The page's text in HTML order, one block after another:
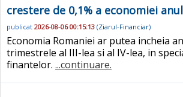
crestere de 0,1% a economiei
publicat 2026-08-06 00:15:13 (Ziarul-Financiar)
Economia Romaniei ar putea incheia
trimestrele al III-lea si al IV-lea, in
finantelor. ...continuare.